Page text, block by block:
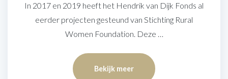
In 2017 en 2019 heeft het Hendrik van Dijk Fonds al
eerder projecten gesteund van Stichting Rural
Women Foundation. Deze …
Bekijk meer